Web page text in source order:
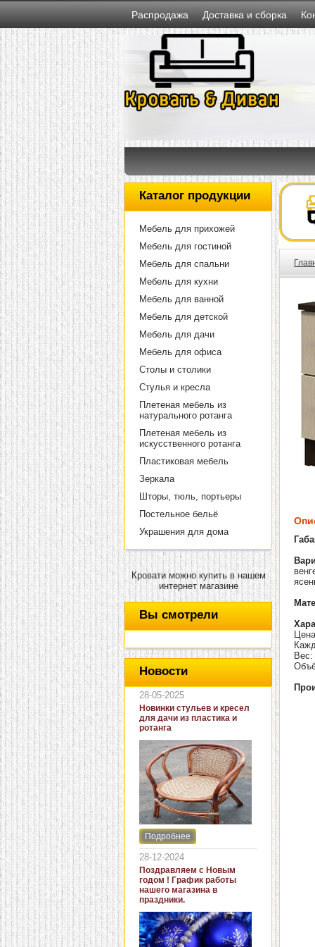
Распродажа Доставка и сборка
Каталог продукции
Мебель для прихожей
Мебель для гостиной
Мебель для спальни
Мебель для кухни
Мебель для ванной
Мебель для детской
Мебель для дачи
Мебель для офиса
Столы и столики
Стулья и кресла
Плетеная мебель из
натурального ротанга
Плетеная мебель из
искусственного ротанга
Пластиковая мебель
Зеркала
Шторы, тюль, портьеры
Постельное бельё
Украшения для дома
Кровати можно купить в нашем
интернет магазине
Вы смотрели
Новости
28-05-2025
Новинки стульев и кресел
для дачи из пластика и
ротанга
Интернет-магазин "Кровать
и диван" представляет
новинки стульев и кресел
для дачи. В ассортименте
представлены как
бюджетные модели из
пластика для дачи, так и
кресла для загородных
домов из натурального и
искусственного ротанга.
Подробнее
28-12-2024
Поздравляем с Новым
годом ! График работы
нашего магазина в
праздники.
Вес: